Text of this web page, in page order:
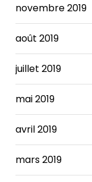
novembre 2019
août 2019
juillet 2019
mai 2019
avril 2019
mars 2019